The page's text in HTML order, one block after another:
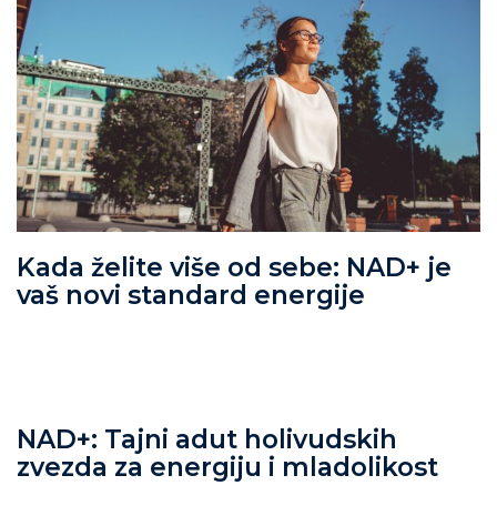
Kada želite više od sebe: NAD+ je
vaš novi standard energije
NAD+: Tajni adut holivudskih
zvezda za energiju i mladolikost